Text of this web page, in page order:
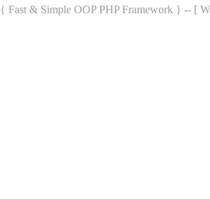
{ Fast & Simple OOP PHP Framework } -- [